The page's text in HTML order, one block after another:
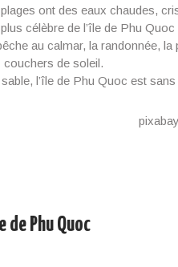
ont des eaux chaudes,
célèbre de l’île de Phu
au calmar, la randonnée,
couchers de soleil.
l’île de Phu Quoc est